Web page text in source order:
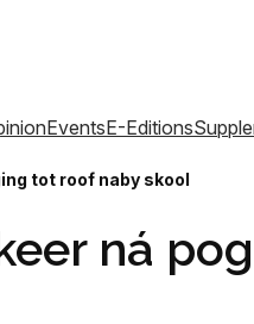
EventsE-Editions
tot roof naby skool
ná